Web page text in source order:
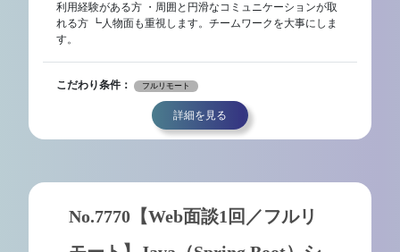
利用経験がある方 ・周囲と円滑なコミュニケーションが取
れる方 ┗人物面も重視します。チームワークを大事にしま
す。
こだわり条件： フルリモート
詳細を見る
No.7770【Web面談1回／フルリ